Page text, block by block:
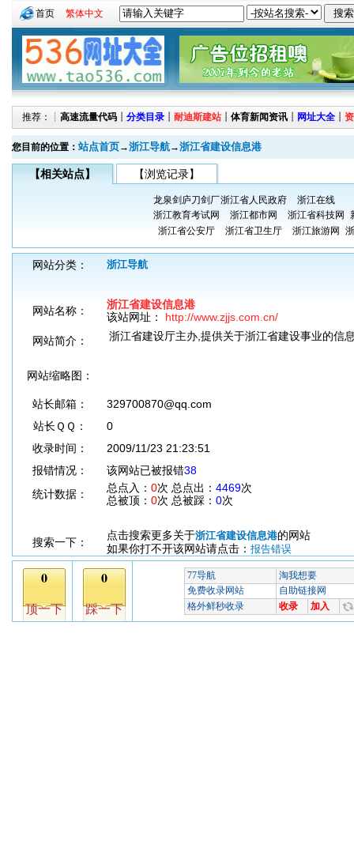
首页 繁体中文
推荐：┊ 高速流量代码 ┊ 分类目录 ┊ 耐迪斯建站 ┊ 体育新闻资讯 ┊ 网址大全 ┊
您目前的位置： 站点首页→浙江导航→浙江省建设信息港
【相关站点】 【浏览记录】
龙泉剑庐刀剑厂浙江省人民政府
浙江在线
浙江教育考试网
浙江都市网 浙江省科技网
浙江省公安厅
浙江省卫生厅 浙江旅游网
网站分类： 浙江导航
网站名称：
浙江省建设信息港
该站网址： http://www.zjjs.com.cn/
网站简介：
浙江省建设厅主办,提供关于浙江省建设事业的信
网站缩略图：
站长邮箱：
329700870@qq.com
站长ＱＱ：
0
收录时间：
2009/11/23 21:23:51
报错情况：
该网站已被报错38
统计数据：
总点入： 0次 总点出： 4469次
总被顶： 0次 总被踩： 0次
搜索一下：
点击搜索更多关于浙江省建设信息港的网站
如果你打不开该网站请点击： 报告错误